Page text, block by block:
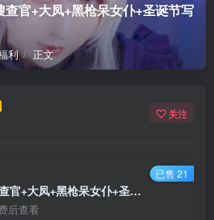
官+大凤+黑枪呆女仆+圣诞节写
利 正文
关注
rioko凉凉子cos实习搜查官+大凤+黑枪呆女仆+圣诞节写真
后查看
已售 21